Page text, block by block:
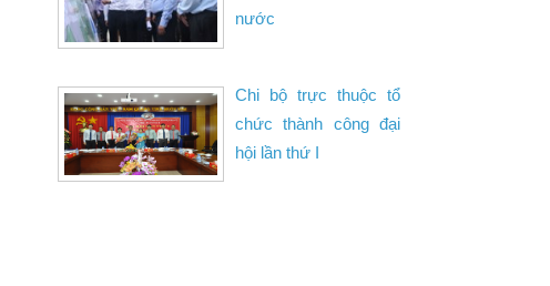
nước
Chi bộ trực thuộc tổ
chức thành công đại
hội lần thứ I